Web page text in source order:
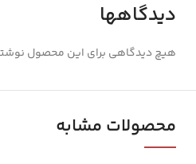
دیدگاهها
هیچ دیدگاهی برای این محصول
محصولات مشابه